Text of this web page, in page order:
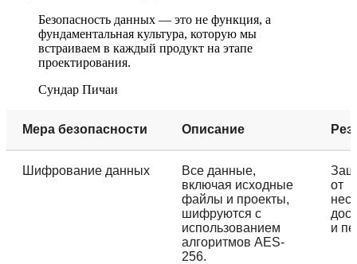
Безопасность данных — это не функция, а
фундаментальная культура, которую мы
встраиваем в каждый продукт на этапе
проектирования.
Сундар Пичаи
Мера безопасности Описание
Шифрование данных
Все данные,
включая исходные
файлы и проекты,
шифруются с
использованием
алгоритмов AES-
256.
от
и